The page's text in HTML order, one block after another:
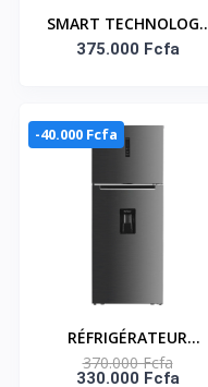
SMART TECHNOLOGY
REFRIGERATEUR
375.000 Fcfa
-40.000 Fcfa
RÉFRIGÉRATEUR
DOUBLE PORTES 425LT
370.000 Fcfa
330.000 Fcfa